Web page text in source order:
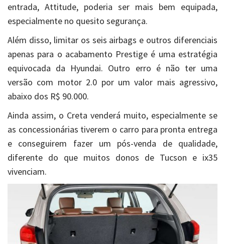
entrada, Attitude, poderia ser mais bem equipada,
especialmente no quesito segurança.
Além disso, limitar os seis airbags e outros diferenciais
apenas para o acabamento Prestige é uma estratégia
equivocada da Hyundai. Outro erro é não ter uma
versão com motor 2.0 por um valor mais agressivo,
abaixo dos R$ 90.000.
Ainda assim, o Creta venderá muito, especialmente se
as concessionárias tiverem o carro para pronta entrega
e conseguirem fazer um pós-venda de qualidade,
diferente do que muitos donos de Tucson e ix35
vivenciam.